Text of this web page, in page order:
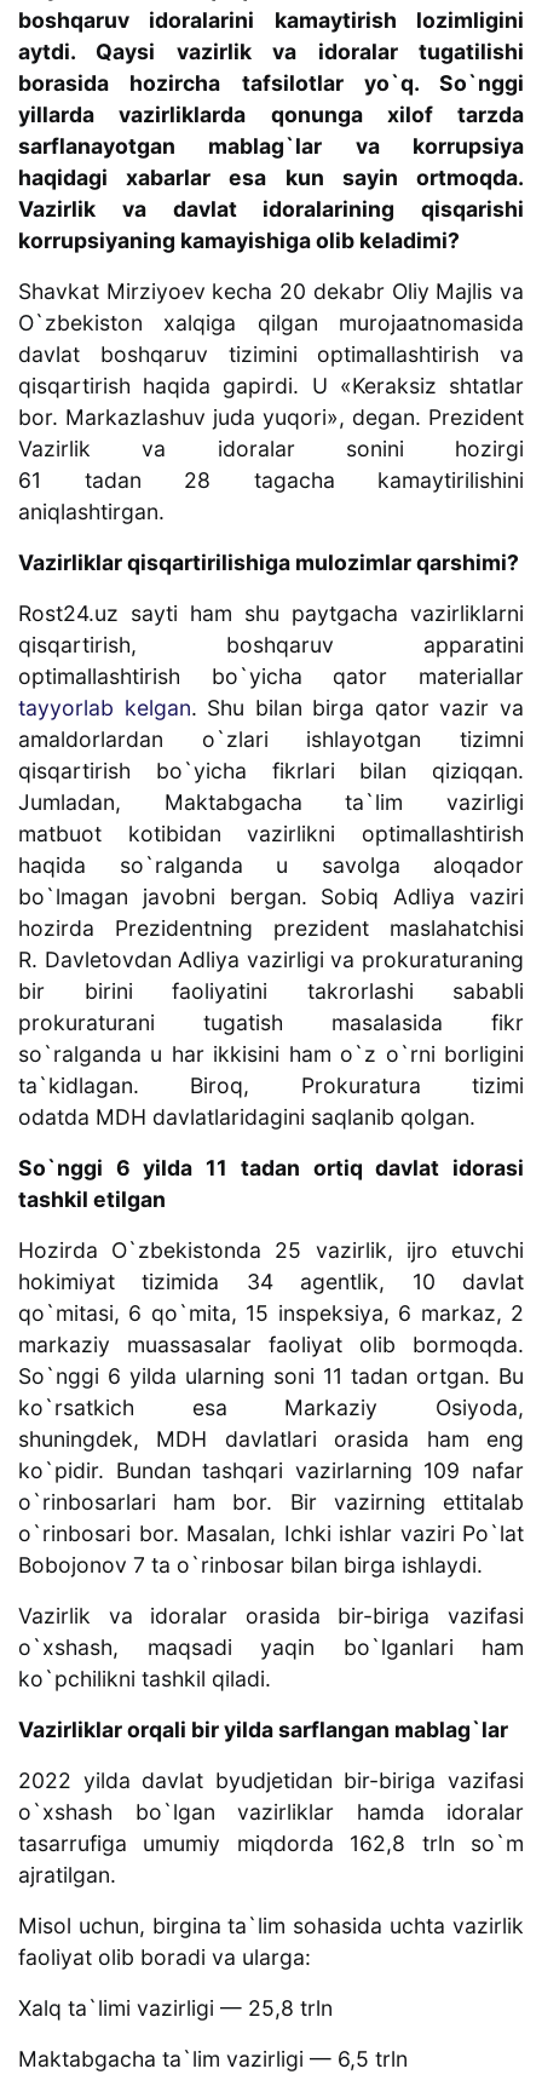
boshqaruv idoralarini kamaytirish lozimligini
aytdi. Qaysi vazirlik va idoralar tugatilishi
borasida hozircha tafsilotlar yo`q. So`nggi
yillarda vazirliklarda qonunga xilof tarzda
sarflanayotgan mablag`lar va korrupsiya
haqidagi xabarlar esa kun sayin ortmoqda.
Vazirlik va davlat idoralarining qisqarishi
korrupsiyaning kamayishiga olib keladimi?
Shavkat Mirziyoev kecha 20 dekabr Oliy Majlis va
O`zbekiston xalqiga qilgan murojaatnomasida
davlat boshqaruv tizimini optimallashtirish va
qisqartirish haqida gapirdi. U «Keraksiz shtatlar
bor. Markazlashuv juda yuqori», degan. Prezident
Vazirlik va idoralar sonini hozirgi
61 tadan 28 tagacha kamaytirilishini
aniqlashtirgan.
Vazirliklar qisqartirilishiga mulozimlar qarshimi?
Rost24.uz sayti ham shu paytgacha vazirliklarni
qisqartirish, boshqaruv apparatini
optimallashtirish bo`yicha qator materiallar
tayyorlab kelgan. Shu bilan birga qator vazir va
amaldorlardan o`zlari ishlayotgan tizimni
qisqartirish bo`yicha fikrlari bilan qiziqqan.
Jumladan, Maktabgacha ta`lim vazirligi
matbuot kotibidan vazirlikni optimallashtirish
haqida so`ralganda u savolga aloqador
bo`lmagan javobni bergan. Sobiq Adliya vaziri
hozirda Prezidentning prezident maslahatchisi
R. Davletovdan Adliya vazirligi va prokuraturaning
bir birini faoliyatini takrorlashi sababli
prokuraturani tugatish masalasida fikr
so`ralganda u har ikkisini ham o`z o`rni borligini
ta`kidlagan. Biroq, Prokuratura tizimi
odatda MDH davlatlaridagini saqlanib qolgan.
So`nggi 6 yilda 11 tadan ortiq davlat idorasi
tashkil etilgan
Hozirda O`zbekistonda 25 vazirlik, ijro etuvchi
hokimiyat tizimida 34 agentlik, 10 davlat
qo`mitasi, 6 qo`mita, 15 inspeksiya, 6 markaz, 2
markaziy muassasalar faoliyat olib bormoqda.
So`nggi 6 yilda ularning soni 11 tadan ortgan. Bu
ko`rsatkich esa Markaziy Osiyoda,
shuningdek, MDH davlatlari orasida ham eng
ko`pidir. Bundan tashqari vazirlarning 109 nafar
o`rinbosarlari ham bor. Bir vazirning ettitalab
o`rinbosari bor. Masalan, Ichki ishlar vaziri Po`lat
Bobojonov 7 ta o`rinbosar bilan birga ishlaydi.
Vazirlik va idoralar orasida bir-biriga vazifasi
o`xshash, maqsadi yaqin bo`lganlari ham
ko`pchilikni tashkil qiladi.
Vazirliklar orqali bir yilda sarflangan mablag`lar
2022 yilda davlat byudjetidan bir-biriga vazifasi
o`xshash bo`lgan vazirliklar hamda idoralar
tasarrufiga umumiy miqdorda 162,8 trln so`m
ajratilgan.
Misol uchun, birgina ta`lim sohasida uchta vazirlik
faoliyat olib boradi va ularga:
Xalq ta`limi vazirligi — 25,8 trln
Maktabgacha ta`lim vazirligi — 6,5 trln